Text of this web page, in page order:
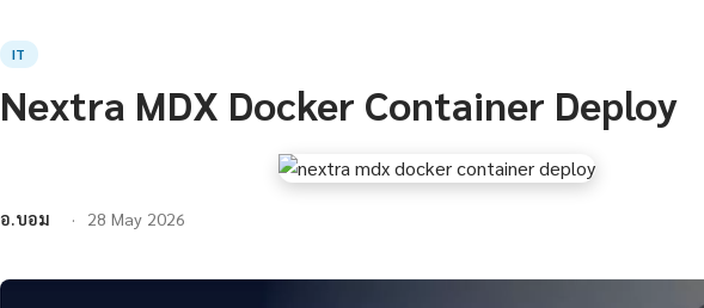
IT
Nextra MDX Docker Container Deploy
อ.บอม 28 May 2026